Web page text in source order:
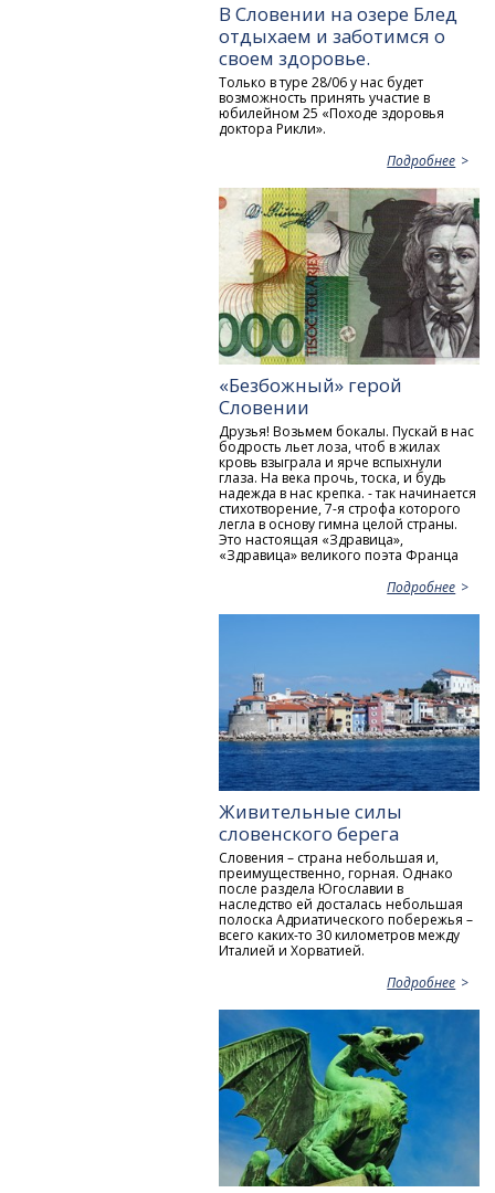
В Словении на озере Блед
отдыхаем и заботимся о
своем здоровье.
Только в туре 28/06 у нас будет
возможность принять участие в
юбилейном 25 «Походе здоровья
доктора Рикли».
Подробнее
«Безбожный» герой
Словении
Друзья! Возьмем бокалы. Пускай в нас
бодрость льет лоза, чтоб в жилах
кровь взыграла и ярче вспыхнули
глаза. На века прочь, тоска, и будь
надежда в нас крепка. - так начинается
стихотворение, 7-я строфа которого
легла в основу гимна целой страны.
Это настоящая «Здравица»,
«Здравица» великого поэта Франца
Подробнее
Живительные силы
словенского берега
Словения – страна небольшая и,
преимущественно, горная. Однако
после раздела Югославии в
наследство ей досталась небольшая
полоска Адриатического побережья –
всего каких-то 30 километров между
Италией и Хорватией.
Подробнее